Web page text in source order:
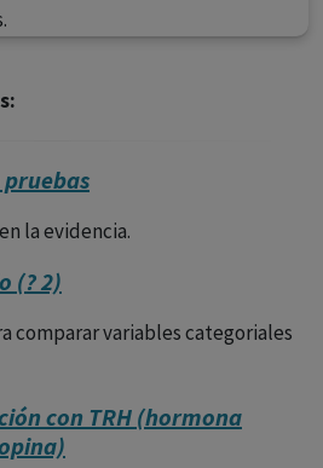
la evidencia.
(? 2)
comparar variables categoriales
con TRH (hormona